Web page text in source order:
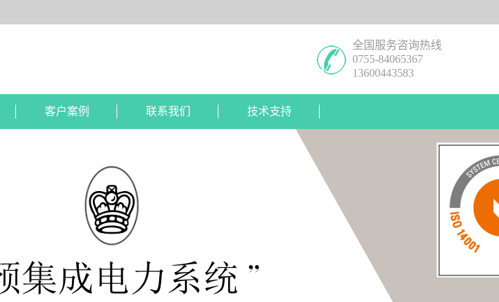
全国服务咨询热线
0755-84065367
13600443583
客户案例 联系我们 技术支持